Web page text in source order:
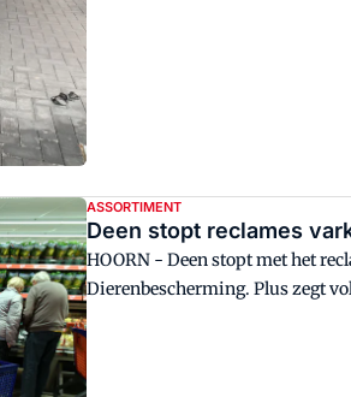
ASSORTIMENT
Deen stopt reclames
HOORN - Deen stopt met het
Dierenbescherming. Plus zegt